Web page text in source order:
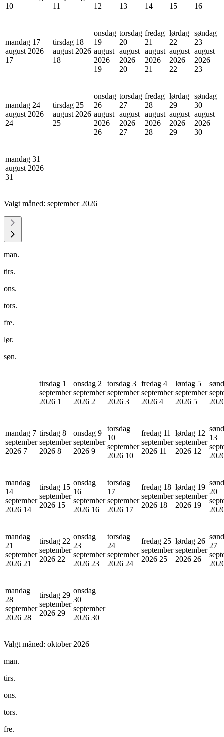
10
11
12
13
14
15
16
mandag 17
august 2026
17
tirsdag 18
august 2026
18
onsdag
19
august
2026
19
torsdag
20
august
2026
20
fredag
21
august
2026
21
lørdag
22
august
2026
22
søndag
23
august
2026
23
mandag 24
august 2026
24
tirsdag 25
august 2026
25
onsdag
26
august
2026
26
torsdag
27
august
2026
27
fredag
28
august
2026
28
lørdag
29
august
2026
29
søndag
30
august
2026
30
mandag 31
august 2026
31
Valgt måned: september 2026
man.
tirs.
ons.
tors.
fre.
lør.
søn.
tirsdag 1
september
2026 1
onsdag 2
september
2026 2
torsdag 3
september
2026 3
fredag 4
september
2026 4
lørdag 5
september
2026 5
mandag 7
september
2026 7
tirsdag 8
september
2026 8
onsdag 9
september
2026 9
torsdag
10
september
2026 10
fredag 11
september
2026 11
lørdag 12
september
2026 12
13
mandag
14
september
2026 14
tirsdag 15
september
2026 15
onsdag
16
september
2026 16
torsdag
17
september
2026 17
fredag 18
september
2026 18
lørdag 19
september
2026 19
20
mandag
21
september
2026 21
tirsdag 22
september
2026 22
onsdag
23
september
2026 23
torsdag
24
september
2026 24
fredag 25
september
2026 25
lørdag 26
september
2026 26
27
mandag
28
september
2026 28
tirsdag 29
september
2026 29
onsdag
30
september
2026 30
Valgt måned: oktober 2026
man.
tirs.
ons.
tors.
fre.